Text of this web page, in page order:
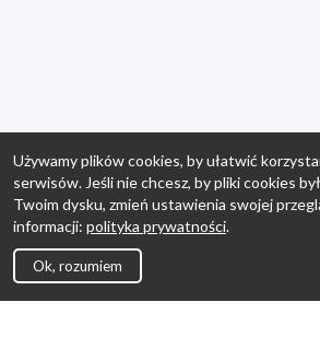
Używamy plików cookies, by ułatwić
serwisów. Jeśli nie chcesz, by pliki cookies
Twoim dysku, zmień ustawienia swojej
informacji: polityka prywatności.
Ok, rozumiem